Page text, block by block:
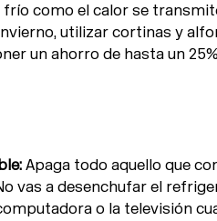
frío como el calor se
utilizar cortinas y
un ahorro de hasta un
Apaga todo aquello que
vas a desenchufar el
o la televisión